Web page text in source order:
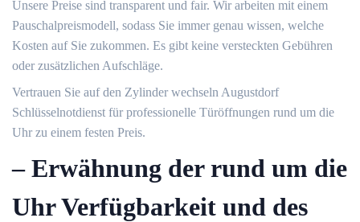
Unsere Preise sind transparent und fair.​ Wir arbeiten mit einem
Pauschalpreismodell, sodass Sie immer genau wissen, welche
Kosten auf Sie zukommen.​ Es gibt keine versteckten Gebühren
oder zusätzlichen Aufschläge.​
Vertrauen Sie auf den Zylinder wechseln Augustdorf
Schlüsselnotdienst für professionelle Türöffnungen rund um die
Uhr zu einem festen Preis.​
– Erwähnung der rund um die
Uhr Verfügbarkeit und des